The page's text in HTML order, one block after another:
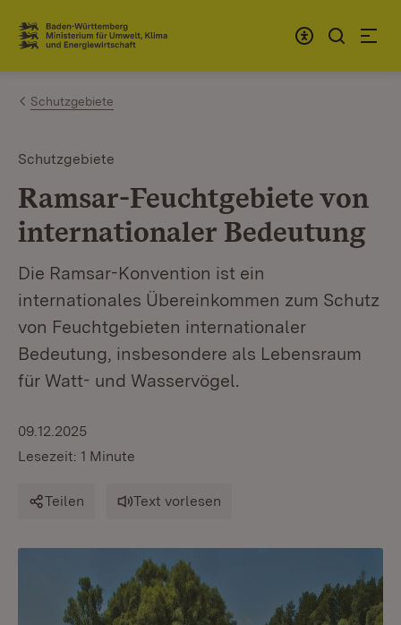
Zum Inhalt springen
Link zur Startseite
Schutzgebiete
Schutzgebiete
Ramsar-Feuchtgebiete von
internationaler Bedeutung
Die Ramsar-Konvention ist ein
internationales Übereinkommen zum Schutz
von Feuchtgebieten internationaler
Bedeutung, insbesondere als Lebensraum
für Watt- und Wasservögel.
09.12.2025
Lesezeit: 1 Minute
Teilen Text vorlesen